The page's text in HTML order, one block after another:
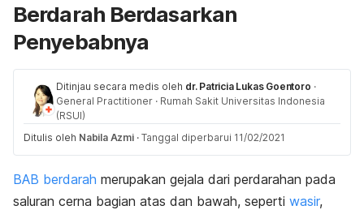
Berdarah Berdasarkan
Penyebabnya
Ditinjau secara medis oleh dr. Patricia Lukas Goentoro ·
General Practitioner · Rumah Sakit Universitas Indonesia
(RSUI)
Ditulis oleh Nabila Azmi · Tanggal diperbarui 11/02/2021
BAB berdarah merupakan gejala dari perdarahan pada
saluran cerna bagian atas dan bawah, seperti wasir,